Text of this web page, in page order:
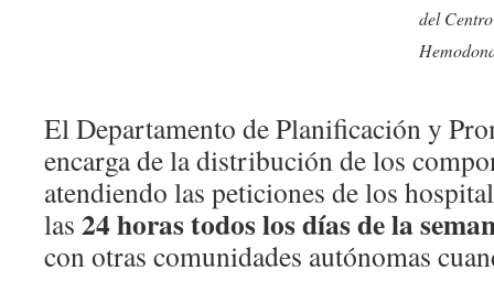
del
El Departamento de Planificación y
encarga de la distribución de los
atendiendo las peticiones de los
las 24 horas todos los días de la
con otras comunidades autónomas